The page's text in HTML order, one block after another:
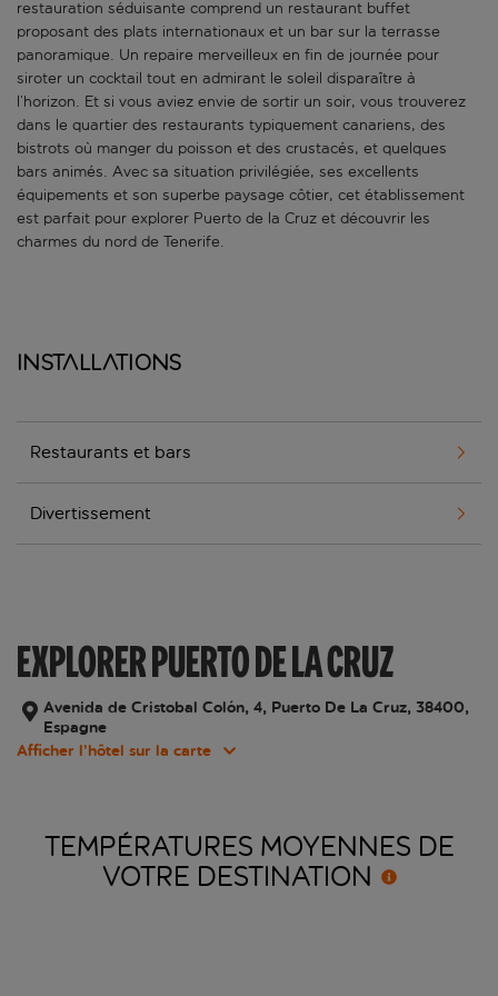
restauration séduisante comprend un restaurant buffet
proposant des plats internationaux et un bar sur la terrasse
panoramique. Un repaire merveilleux en fin de journée pour
siroter un cocktail tout en admirant le soleil disparaître à
l’horizon. Et si vous aviez envie de sortir un soir, vous trouverez
dans le quartier des restaurants typiquement canariens, des
bistrots où manger du poisson et des crustacés, et quelques
bars animés. Avec sa situation privilégiée, ses excellents
équipements et son superbe paysage côtier, cet établissement
est parfait pour explorer Puerto de la Cruz et découvrir les
charmes du nord de Tenerife.
Installations
Restaurants et bars
Divertissement
EXPLORER PUERTO DE LA CRUZ
Avenida de Cristobal Colón, 4, Puerto De La Cruz, 38400,
Espagne
Afficher l’hôtel sur la carte
TEMPÉRATURES MOYENNES DE
VOTRE DESTINATION